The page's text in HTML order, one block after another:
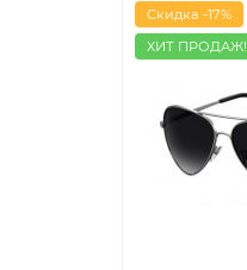
Скидка -17%
ХИТ ПРОДАЖ!